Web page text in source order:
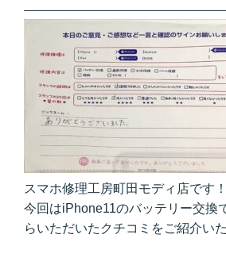
スマホ修理工房町田モディ店です！
今回はiPhone11のバッテリー交換
らいただいたクチコミをご紹介いた